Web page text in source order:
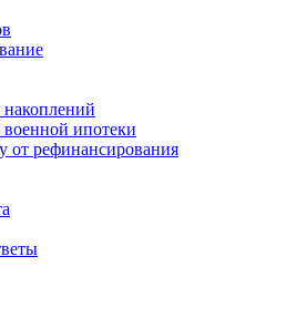
ипотеки
от рефинансирования